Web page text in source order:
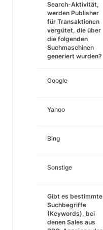
Search-Aktivität,
werden Publisher
für Transaktionen
vergütet, die über
die folgenden
Suchmaschinen
generiert wurden?
Google
Yahoo
Bing
Sonstige
Gibt es bestimmte
Suchbegriffe
(Keywords), bei
denen Sales aus